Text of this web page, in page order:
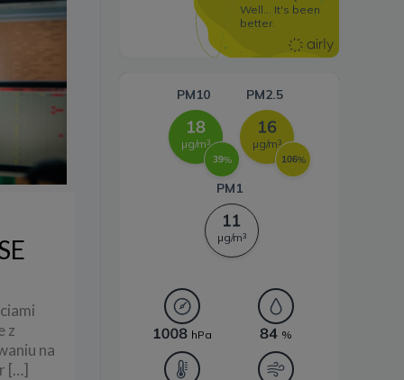
z
na
[…]
Systemy magazynowania